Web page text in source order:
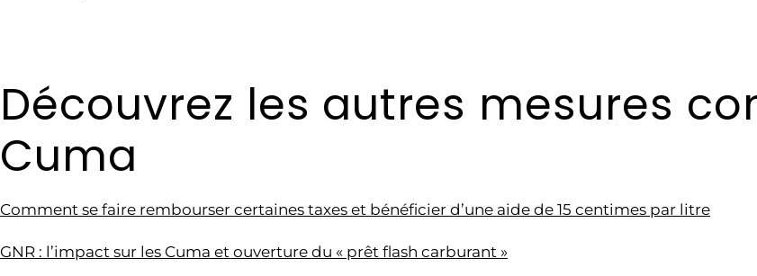
Découvrez les autres mesures
Cuma
Comment se faire rembourser certaines taxes et bénéficier d’une aide de 15 centimes par litre
GNR : l’impact sur les Cuma et ouverture du « prêt flash carburant »